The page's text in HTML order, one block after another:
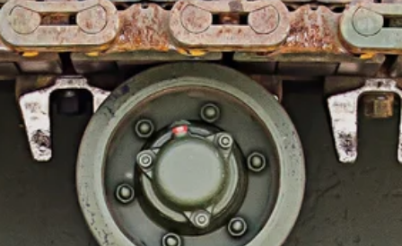
Stellenangebote
Unternehmen
Das geheime Geräusch
Wandern